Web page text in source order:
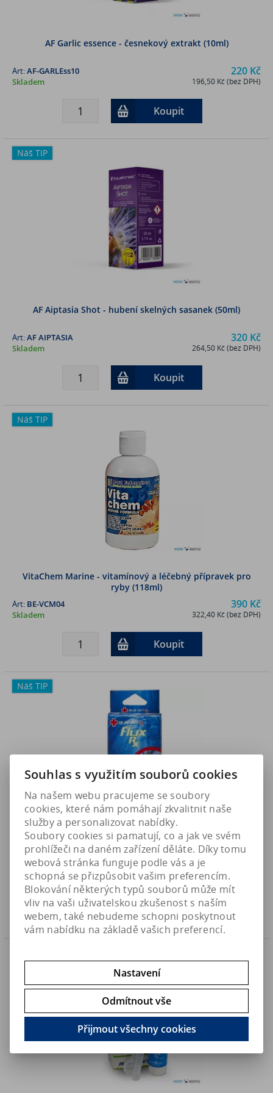
AF Garlic essence - česnekový extrakt (10ml)
220 Kč
196,50 Kč (bez DPH)
Art:AF-GARLEss10
Skladem
Koupit
Náš TIP
AF Aiptasia Shot - hubení skelných sasanek (50ml)
320 Kč
264,50 Kč (bez DPH)
Art:AF AIPTASIA
Skladem
Koupit
Náš TIP
VitaChem Marine - vitamínový a léčebný přípravek pro
ryby (118ml)
390 Kč
322,40 Kč (bez DPH)
Art: BE-VCM04
Skladem
Koupit
Náš TIP
Flux Rx 2000mg - odstranění řas
553,80 Kč (bez DPH)
BLUELIFE-118
Není na skladě
Koupit
Souhlas s využitím souborů cookies
Na našem webu pracujeme se soubory
cookies, které nám pomáhají zkvalitnit naše
služby a personalizovat nabídky.
Soubory cookies si pamatují, co a jak ve svém
prohlížeči na daném zařízení děláte. Díky tomu
webová stránka funguje podle vás a je
schopná se přizpůsobit vašim preferencím.
Blokování některých typů souborů může mít
vliv na vaši uživatelskou zkušenost s naším
webem, také nebudeme schopni poskytnout
vám nabídku na základě vašich preferencí.
Nastavení
Odmítnout vše
Přijmout všechny cookies